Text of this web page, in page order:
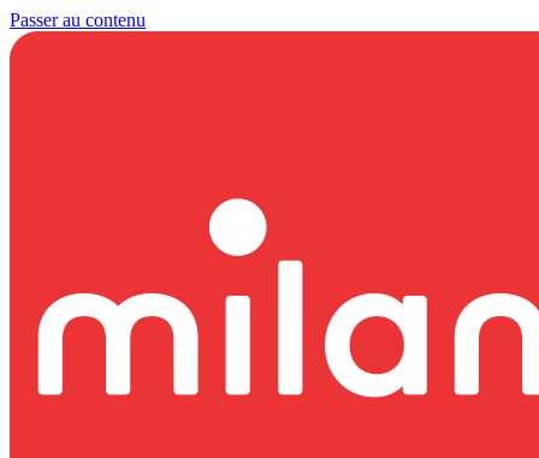
Passer au contenu